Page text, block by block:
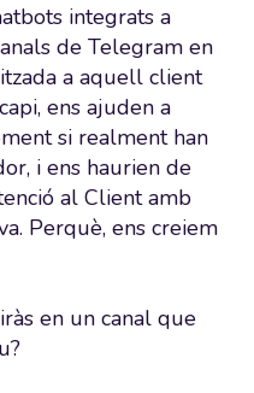
integrats a
de Telegram en
a aquell client
ens ajuden a
si realment han
i ens haurien de
al Client amb
Perquè, ens creiem
en un canal que